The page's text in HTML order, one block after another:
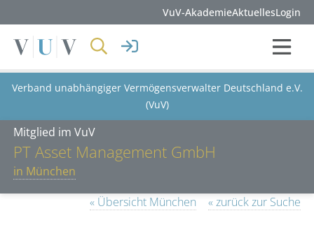
VuV-AkademieAktuellesLogin
Verband unabhängiger Vermögensverwalter Deutschland e.V.
(VuV)
Mitglied im VuV
PT Asset Management GmbH
in München
« Übersicht München
« zurück zur Suche